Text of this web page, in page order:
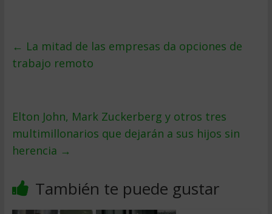
← La mitad de las empresas da opciones de
trabajo remoto
Elton John, Mark Zuckerberg y otros tres
multimillonarios que dejarán a sus hijos sin
herencia →
También te puede gustar